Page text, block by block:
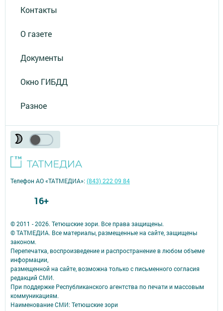
Контакты
О газете
Документы
Окно ГИБДД
Разное
© 2011 - 2026. Тетюшские зори. Все права защищены.
© ТАТМЕДИА. Все материалы, размещенные на сайте, защищены
законом.
Перепечатка, воспроизведение и распространение в любом объеме
информации,
размещенной на сайте, возможна только с письменного согласия
редакций СМИ.
При поддержке Республиканского агентства по печати и массовым
коммуникациям.
Наименование СМИ: Тетюшские зори
Телефон АО «ТАТМЕДИА»:(843) 222 09 84
16+